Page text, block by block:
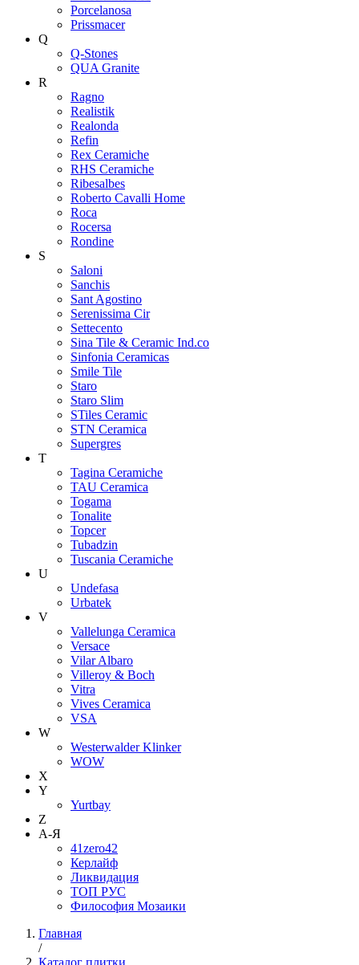
Porcelanosa
Prissmacer
Q
Q-Stones
QUA Granite
R
Ragno
Realistik
Realonda
Refin
Rex Ceramiche
RHS Ceramiche
Ribesalbes
Roberto Cavalli Home
Roca
Rocersa
Rondine
S
Saloni
Sanchis
Sant Agostino
Serenissima Cir
Settecento
Sina Tile & Ceramic Ind.co
Sinfonia Ceramicas
Smile Tile
Staro
Staro Slim
STiles Ceramic
STN Ceramica
Supergres
T
Tagina Ceramiche
TAU Ceramica
Togama
Tonalite
Topcer
Tubadzin
Tuscania Ceramiche
U
Undefasa
Urbatek
V
Vallelunga Ceramica
Versace
Vilar Albaro
Villeroy & Boch
Vitra
Vives Ceramica
VSA
W
Westerwalder Klinker
WOW
X
Y
Yurtbay
Z
А-Я
41zero42
Керлайф
Ликвидация
ТОП РУС
Философия Мозаики
Главная
/
Каталог плитки